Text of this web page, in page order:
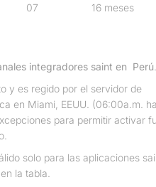
07 16 meses
integradores saint en Perú.
y es regido por el servidor de
en Miami, EEUU. (06:00a.m.
para permitir activar
solo para las aplicaciones
la tabla.